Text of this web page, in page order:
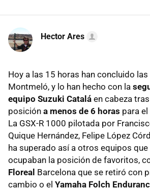
Hector Ares
Hoy a las 15 horas han concluido
Montmeló, y lo han hecho con la
equipo Suzuki Catalá en cabeza
posición a menos de 6 horas para
La GSX-R 1000 pilotada por
Quique Hernández, Felipe López
ha superado así a otros equipos
ocupaban la posición de favoritos,
Floreal Barcelona que se retiró con
cambio o el Yamaha Folch